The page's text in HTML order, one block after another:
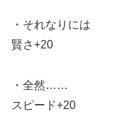
・それなりには
賢さ+20
・全然……
スピード+20